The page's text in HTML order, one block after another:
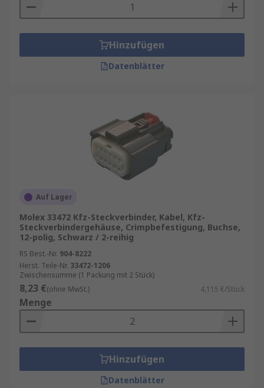
Hinzufügen
Datenblätter
Auf Lager
Molex 33472 Kfz-Steckverbinder, Kabel, Kfz-
Steckverbindergehäuse, Crimpbefestigung, Buchse,
12-polig, Schwarz / 2-reihig
RS Best.-Nr. 904-8222
Herst. Teile-Nr. 33472-1206
Zwischensumme (1 Packung mit 2 Stück)
8,23 €(ohne MwSt.) 4,115 €/Stück
Menge
Hinzufügen
Datenblätter